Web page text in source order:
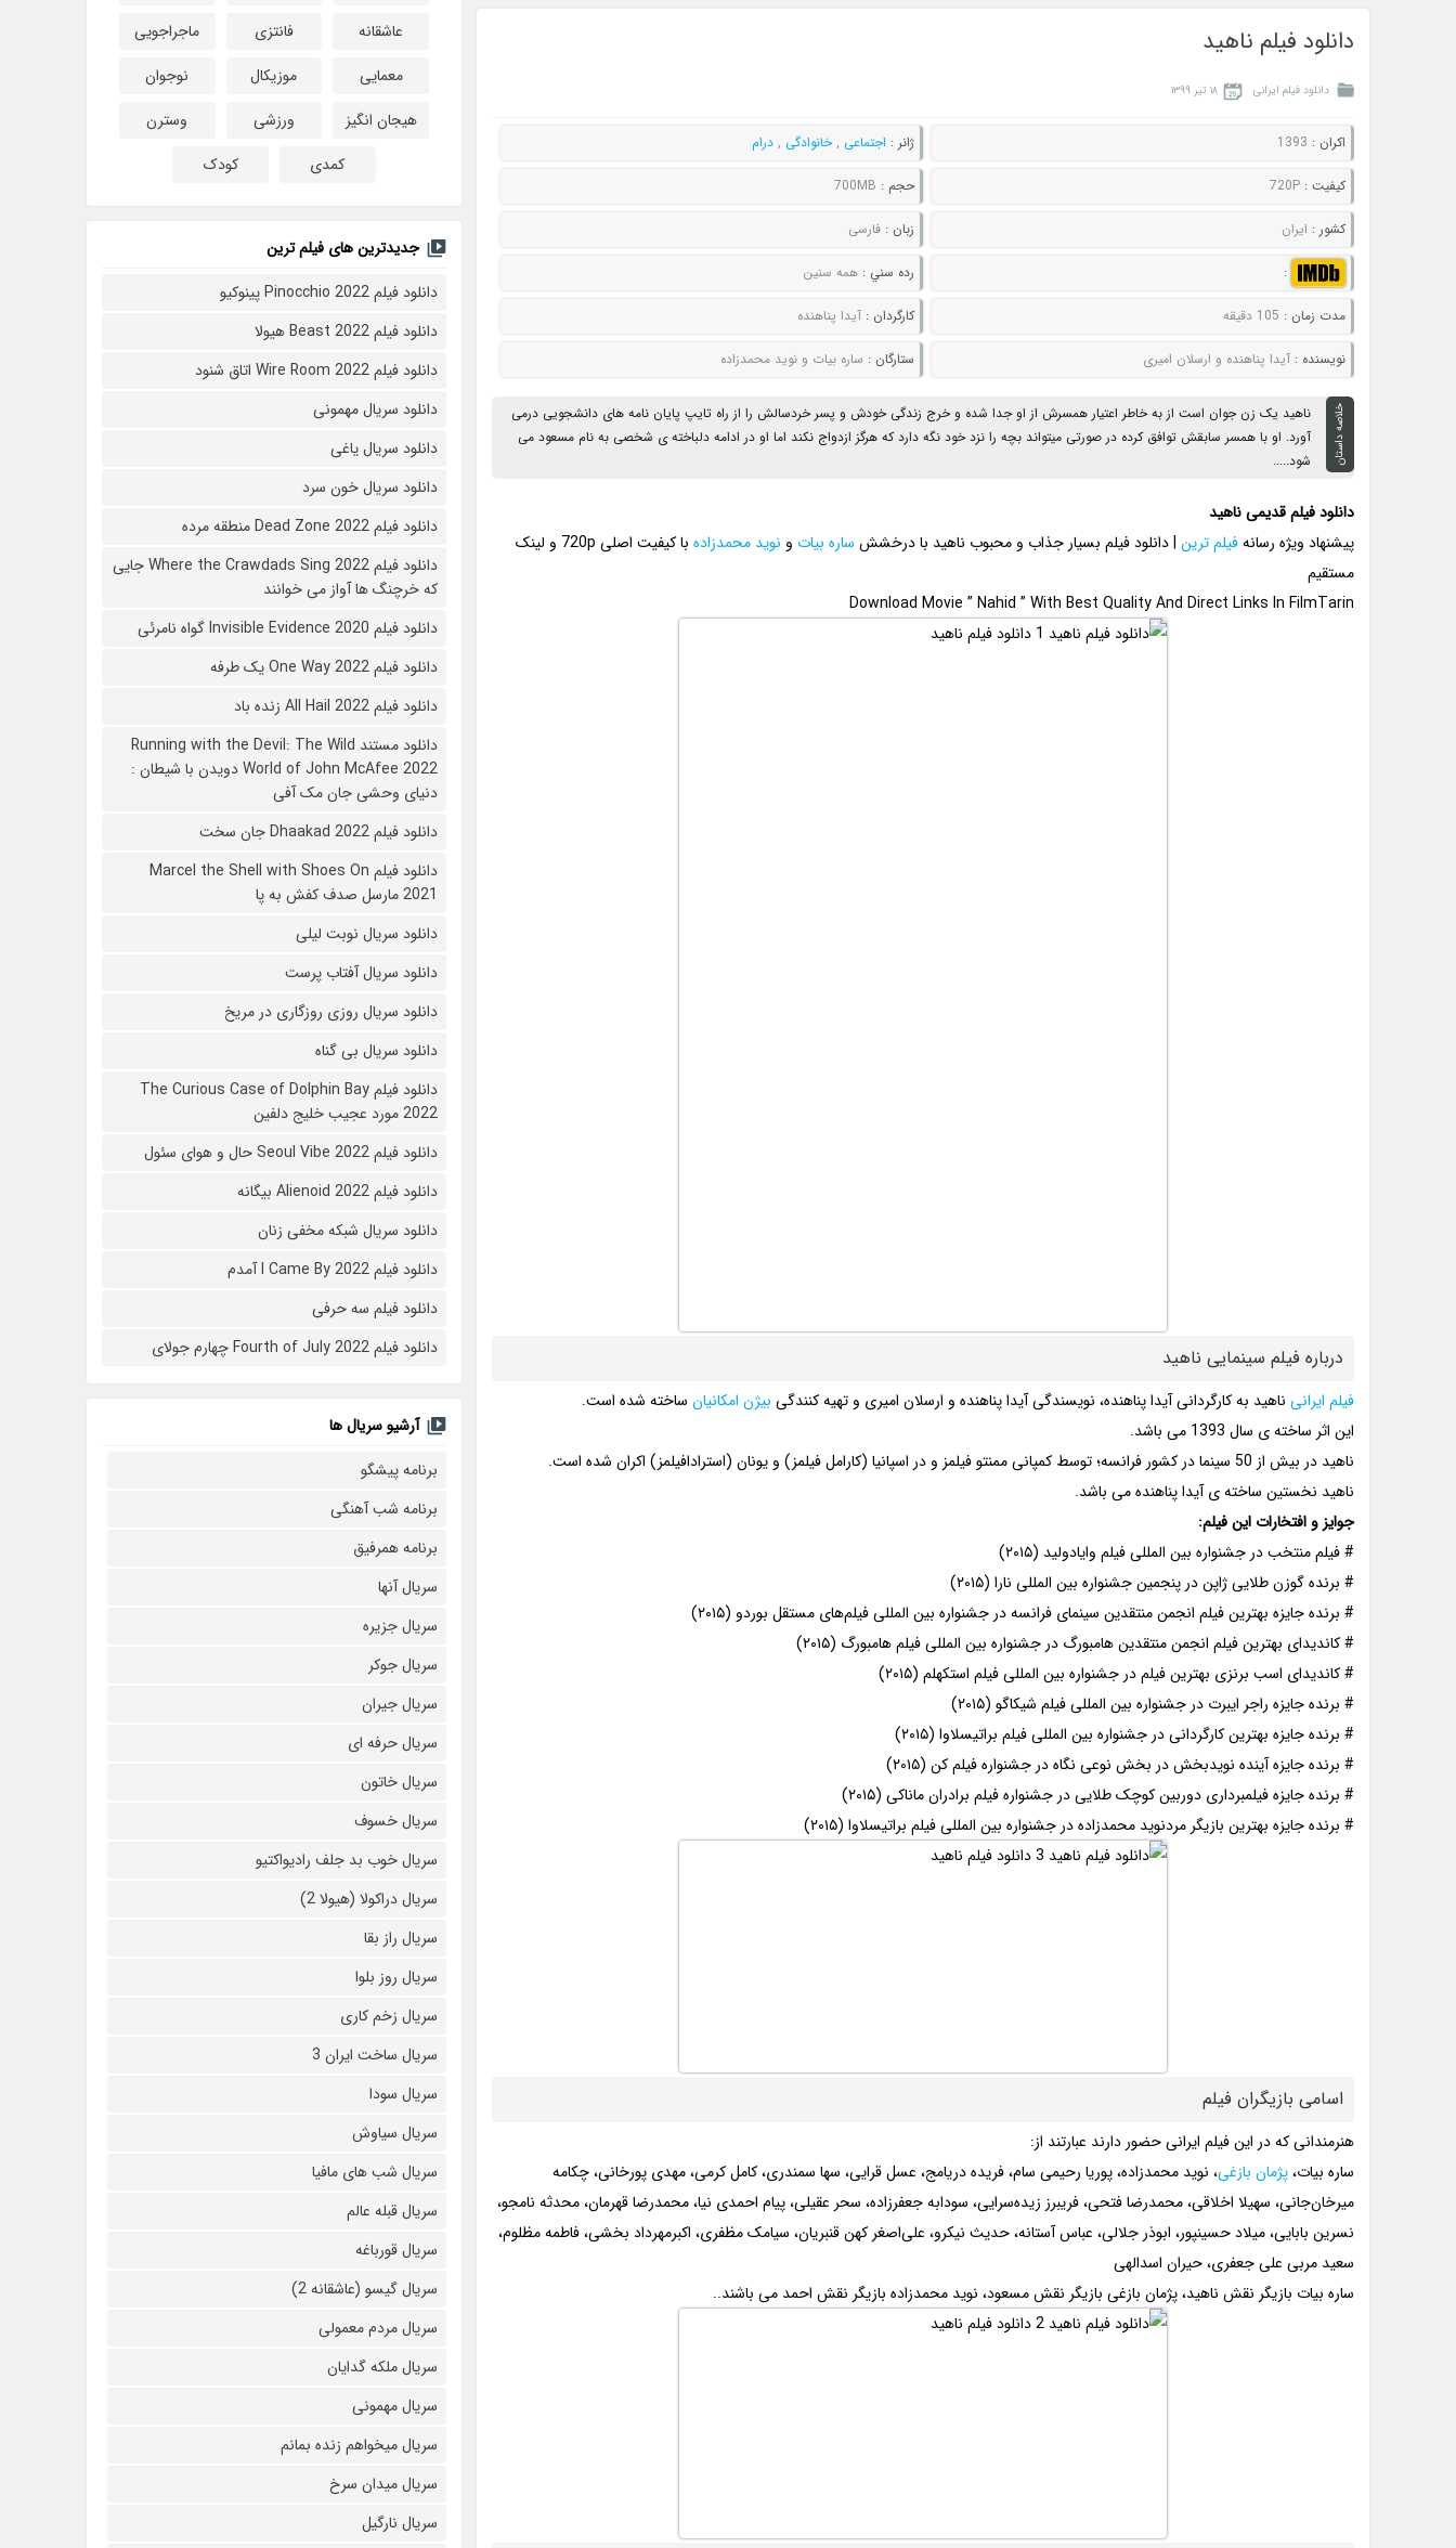
دانلود فیلم ناهید
دانلود فیلم ایرانی ۱۸ تیر ۱۳۹۹
اکران : 1393 ژانر : اجتماعی ,خانوادگی ,درام
کيفيت :720P حجم : 700MB
کشور : ایران زبان :فارسی
: رده سني :همه سنین
مدت زمان : 105 دقیقه کارگردان :آیدا پناهنده
نويسنده :آیدا پناهنده و ارسلان امیری ستارگان : ساره بیات و نوید محمدزاده
خلاصه داستان
ناهید یک زن جوان است از به خاطر اعتیار همسرش از او جدا شده و خرج زندگی خودش و پسر خردسالش را از راه تایپ پایان نامه های دانشجویی درمی
آورد. او با همسر سابقش توافق کرده در صورتی میتواند بچه را نزد خود نگه دارد که هرگز ازدواج نکند اما او در ادامه دلباخته ی شخصی به نام مسعود می
شود.....
دانلود فیلم قدیمی ناهید
پیشنهاد ویژه رسانهفیلم ترین | دانلود فیلم بسیار جذاب و محبوب ناهید با درخشش ساره بیات و نوید محمدزاده
با کیفیت اصلی 720p و لینک
مستقیم
Download Movie ” Nahid ” With Best Quality And Direct Links In FilmTarin
درباره فیلم سینمایی ناهید
فیلم ایرانی ناهید به کارگردانی آیدا پناهنده، نویسندگی آیدا پناهنده و ارسلان امیری و تهیه کنندگی بیژن امکانیان ساخته شده است.
این اثر ساخته ی سال 1393 می باشد.
ناهید در بیش از 50 سینما در کشور فرانسه؛ توسط کمپانی ممنتو فیلمز و در اسپانیا (کارامل فیلمز) و یونان (استرادافیلمز) اکران شده است.
ناهید نخستین ساخته ی آیدا پناهنده می باشد.
جوایز و افتخارات این فیلم:
# فیلم منتخب در جشنواره بین المللی فیلم وایادولید (۲۰۱۵)
# برنده گوزن طلایی ژاپن در پنجمین جشنواره بین المللی نارا (۲۰۱۵)
# برنده جایزه بهترین فیلم انجمن منتقدین سینمای فرانسه در جشنواره بین المللی فیلم‌های مستقل بوردو (۲۰۱۵)
# کاندیدای بهترین فیلم انجمن منتقدین هامبورگ در جشنواره بین المللی فیلم هامبورگ (۲۰۱۵)
# کاندیدای اسب برنزی بهترین فیلم در جشنواره بین المللی فیلم استکهلم (۲۰۱۵)
# برنده جایزه راجر ایبرت در جشنواره بین المللی فیلم شیکاگو (۲۰۱۵)
# برنده جایزه بهترین کارگردانی در جشنواره بین المللی فیلم براتیسلاوا (۲۰۱۵)
# برنده جایزه آینده نویدبخش در بخش نوعی نگاه در جشنواره فیلم کن (۲۰۱۵)
# برنده جایزه فیلمبرداری دوربین کوچک طلایی در جشنواره فیلم برادران ماناکی (۲۰۱۵)
# برنده جایزه بهترین بازیگر مردنوید محمدزاده در جشنواره بین المللی فیلم براتیسلاوا (۲۰۱۵)
اسامی بازیگران فیلم
هنرمندانی که در این فیلم ایرانی حضور دارند عبارتند از:
ساره بیات،پژمان بازغی، نوید محمد‌زاده، پوریا رحیمی سام، فریده دریامج، عسل قرایی، سها سمندری، کامل کرمی، مهدی پورخانی، چکامه
میرخان‌جانی، سهیلا اخلاقی، محمدرضا فتحی، فریبرز زیده‌سرایی، سودابه جعفرزاده، سحر عقیلی، پیام احمدی نیا، محمدرضا قهرمان، محدثه نامجو،
نسرین بابایی، میلاد حسین‏پور، ابوذر جلالی، عباس آستانه، حدیث نیکرو، علی‌اصغر کهن قنبریان، سیامک مظفری، اکبرمهرداد بخشی، فاطمه مظلوم،
سعید مربی علی جعفری، حیران اسدالهی
ساره بیات بازیگر نقش ناهید، پژمان بازغی بازیگر نقش مسعود، نوید محمدزاده بازیگر نقش احمد می باشند..
عاشقانه
فانتزی
ماجراجویی
معمایی
موزیکال
نوجوان
هیجان انگیز
ورزشی
وسترن
کمدی
کودک
جدیدترین های فیلم ترین
دانلود فیلم Pinocchio 2022 پینوکیو
دانلود فیلم Beast 2022 هیولا
دانلود فیلم Wire Room 2022 اتاق شنود
دانلود سریال مهمونی
دانلود سریال یاغی
دانلود سریال خون سرد
دانلود فیلم 2022 Dead Zone منطقه مرده
دانلود فیلم Where the Crawdads Sing 2022 جایی
که خرچنگ ها آواز می خوانند
دانلود فیلم 2020 Invisible Evidence گواه نامرئی
دانلود فیلم One Way 2022 یک طرفه
دانلود فیلم All Hail 2022 زنده باد
دانلود مستند Running with the Devil: The Wild
World of John McAfee 2022 دویدن با شیطان :
دنیای وحشی جان مک آفی
دانلود فیلم Dhaakad 2022 جان سخت
دانلود فیلم Marcel the Shell with Shoes On
2021 مارسل صدف کفش به پا
دانلود سریال نوبت لیلی
دانلود سریال آفتاب پرست
دانلود سریال روزی روزگاری در مریخ
دانلود سریال بی گناه
دانلود فیلم The Curious Case of Dolphin Bay
2022 مورد عجیب خلیج دلفین
دانلود فیلم Seoul Vibe 2022 حال و هوای سئول
دانلود فیلم Alienoid 2022 بیگانه
دانلود سریال شبکه مخفی زنان
دانلود فیلم I Came By 2022 آمدم
دانلود فیلم سه حرفی
دانلود فیلم Fourth of July 2022 چهارم جولای
آرشیو سریال ها
برنامه پیشگو
برنامه شب آهنگی
برنامه همرفیق
سریال آنها
سریال جزیره
سریال جوکر
سریال جیران
سریال حرفه ای
سریال خاتون
سریال خسوف
سریال خوب بد جلف رادیواکتیو
سریال دراکولا (هیولا 2)
سریال راز بقا
سریال روز بلوا
سریال زخم کاری
سریال ساخت ایران 3
سریال سودا
سریال سیاوش
سریال شب های مافیا
سریال قبله عالم
سریال قورباغه
سریال گیسو (عاشقانه 2)
سریال مردم معمولی
سریال ملکه گدایان
سریال مهمونی
سریال میخواهم زنده بمانم
سریال میدان سرخ
سریال نارگیل